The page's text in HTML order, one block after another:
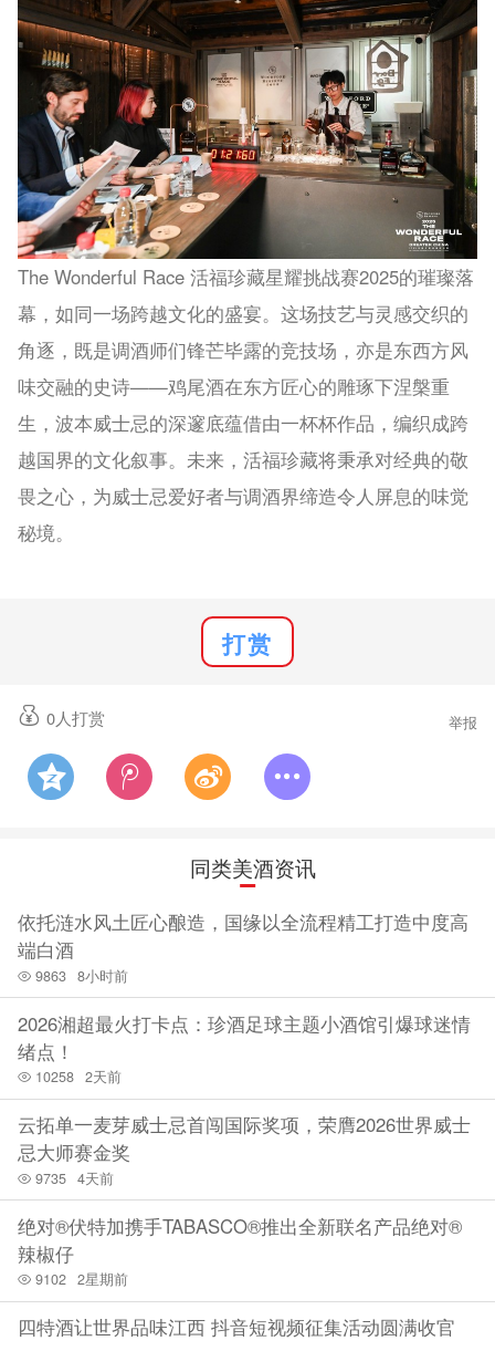
The Wonderful Race 活福珍藏星耀挑战赛2025的璀璨落
幕，如同一场跨越文化的盛宴。这场技艺与灵感交织的
角逐，既是调酒师们锋芒毕露的竞技场，亦是东西方风
味交融的史诗——鸡尾酒在东方匠心的雕琢下涅槃重
生，波本威士忌的深邃底蕴借由一杯杯作品，编织成跨
越国界的文化叙事。未来，活福珍藏将秉承对经典的敬
畏之心，为威士忌爱好者与调酒界缔造令人屏息的味觉
秘境。
打赏
0人打赏 举报
同类美酒资讯
依托涟水风土匠心酿造，国缘以全流程精工打造中度高
端白酒
9863 8小时前
2026湘超最火打卡点：珍酒足球主题小酒馆引爆球迷情
绪点！
10258 2天前
云拓单一麦芽威士忌首闯国际奖项，荣膺2026世界威士
忌大师赛金奖
9735 4天前
绝对®伏特加携手TABASCO®推出全新联名产品绝对®
辣椒仔
9102 2星期前
四特酒让世界品味江西 抖音短视频征集活动圆满收官